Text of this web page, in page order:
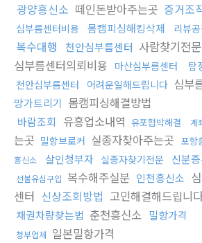
광양흥신소 떼인돈받아주는곳 증거조
심부름센터비용
몸캠피싱해킹삭제 리뷰
복수대행
천안심부름센터 사람찾기전
심부름센터의뢰비용 마산심부름센터
탐
천안심부름센터
어려운일해드립니다 심부
망가트리기 몸캠피싱해결방법
바람조회 유흥업소내역 유포협박해결 계
는곳 밀항브로커 실종자찾아주는곳 포항
흥신소
살인청부자 실종자찾기전문 신분
선불유심구입 복수해주실분 인천흥신소
센터 신상조회방법 고민해결해드립니
채권차량찾는법 춘천흥신소 밀항가격
청부업체 일본밀항가격